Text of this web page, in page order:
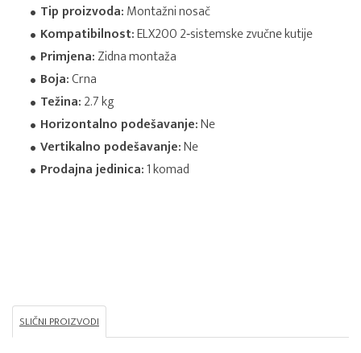
Tip proizvoda:Montažni nosač
Kompatibilnost:ELX200 2‑sistemske zvučne kutije
Primjena:Zidna montaža
Boja:Crna
Težina:2.7 kg
Horizontalno podešavanje:Ne
Vertikalno podešavanje:Ne
Prodajna jedinica:1 komad
SLIČNI PROIZVODI